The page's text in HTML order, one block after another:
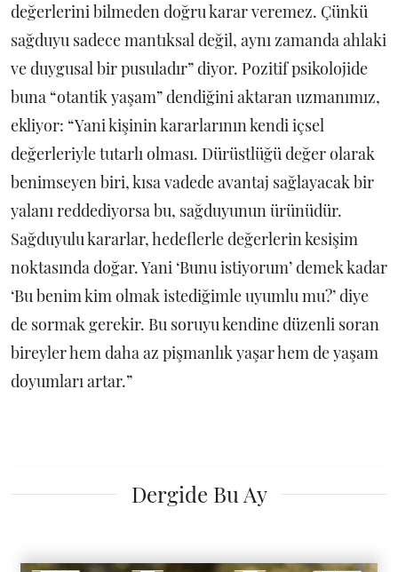
değerlerini bilmeden doğru karar veremez. Çünkü
sağduyu sadece mantıksal değil, aynı zamanda ahlaki
ve duygusal bir pusuladır” diyor. Pozitif psikolojide
buna “otantik yaşam” dendiğini aktaran uzmanımız,
ekliyor: “Yani kişinin kararlarının kendi içsel
değerleriyle tutarlı olması. Dürüstlüğü değer olarak
benimseyen biri, kısa vadede avantaj sağlayacak bir
yalanı reddediyorsa bu, sağduyunun ürünüdür.
Sağduyulu kararlar, hedeflerle değerlerin kesişim
noktasında doğar. Yani ‘Bunu istiyorum’ demek kadar
‘Bu benim kim olmak istediğimle uyumlu mu?’ diye
de sormak gerekir. Bu soruyu kendine düzenli soran
bireyler hem daha az pişmanlık yaşar hem de yaşam
doyumları artar.”
Dergide Bu Ay